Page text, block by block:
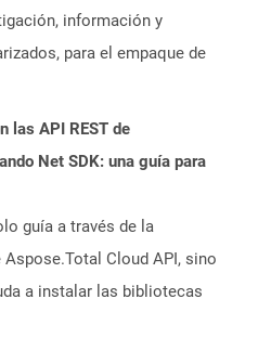
información y
para el empaque de
las API REST de
Net SDK: una guía para
guía a través de la
Cloud API, sino
a instalar las bibliotecas